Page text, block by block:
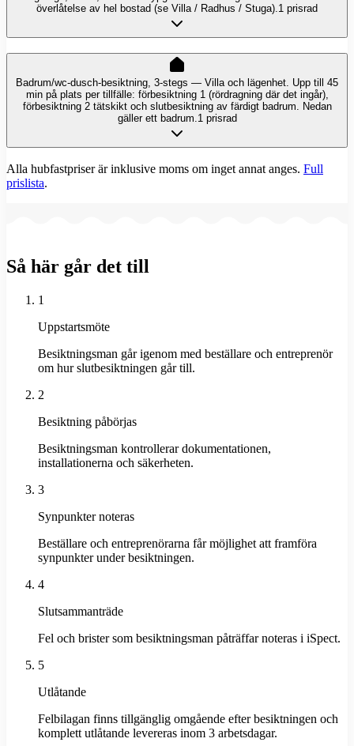
överlåtelse av hel bostad (se Villa / Radhus / Stuga). 1 prisrad
Badrum/wc-dusch-besiktning, 3-stegs — Villa och lägenhet. Upp till 45
min på plats per tillfälle: förbesiktning 1 (rördragning där det ingår),
förbesiktning 2 tätskikt och slutbesiktning av färdigt badrum. Nedan
gäller ett badrum. 1 prisrad
Alla hubfastpriser är inklusive moms om inget annat anges. Full
prislista.
Så här går det till
1
Uppstartsmöte
Besiktningsman går igenom med beställare och entreprenör
om hur slutbesiktningen går till.
2
Besiktning påbörjas
Besiktningsman kontrollerar dokumentationen,
installationerna och säkerheten.
3
Synpunkter noteras
Beställare och entreprenörarna får möjlighet att framföra
synpunkter under besiktningen.
4
Slutsammanträde
Fel och brister som besiktningsman påträffar noteras i iSpect.
5
Utlåtande
Felbilagan finns tillgänglig omgående efter besiktningen och
komplett utlåtande levereras inom 3 arbetsdagar.